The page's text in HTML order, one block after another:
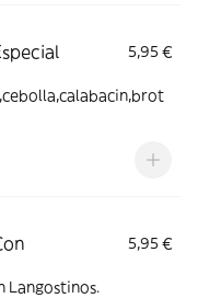
5,95 €
5,95 €
Langostinos.